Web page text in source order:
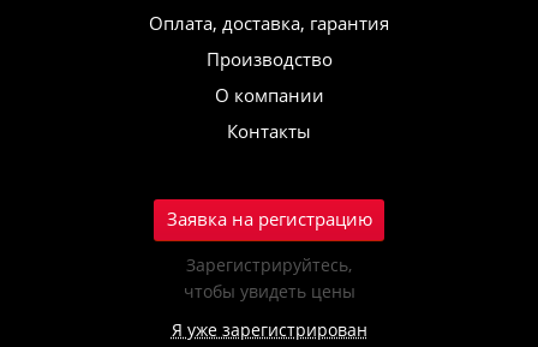
Оплата, доставка, гарантия
Производство
О компании
Контакты
Заявка на регистрацию
Зарегистрируйтесь,
чтобы увидеть цены
Я уже зарегистрирован